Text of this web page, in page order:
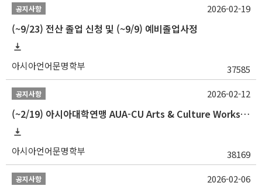
공지사항
(~9/23) 전산 졸업 신청 및 (~9/9) 예비졸업사정
아시아언어문명학부 37585
2026-02-19
공지사항
(~2/19) 아시아대학연맹 AUA-CU Arts & Culture Workshop Camp 2026 참가자 선발 안내
아시아언어문명학부 38169
2026-02-12
공지사항 2026-02-06